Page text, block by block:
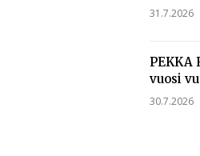
31.7.2026
PEKKA
vuosi
30.7.2026